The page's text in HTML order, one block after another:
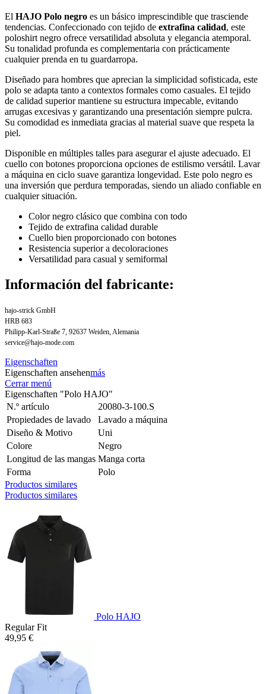
El HAJO Polo negro es un básico imprescindible que trasciende
tendencias. Confeccionado con tejido de extrafina calidad, este
poloshirt negro ofrece versatilidad absoluta y elegancia atemporal.
Su tonalidad profunda es complementaria con prácticamente
cualquier prenda en tu guardarropa.
Diseñado para hombres que aprecian la simplicidad sofisticada, este
polo se adapta tanto a contextos formales como casuales. El tejido
de calidad superior mantiene su estructura impecable, evitando
arrugas excesivas y garantizando una presentación siempre pulcra.
Su comodidad es inmediata gracias al material suave que respeta la
piel.
Disponible en múltiples talles para asegurar el ajuste adecuado. El
cuello con botones proporciona opciones de estilismo versátil. Lavar
a máquina en ciclo suave garantiza longevidad. Este polo negro es
una inversión que perdura temporadas, siendo un aliado confiable en
cualquier situación.
Color negro clásico que combina con todo
Tejido de extrafina calidad durable
Cuello bien proporcionado con botones
Resistencia superior a decoloraciones
Versatilidad para casual y semiformal
Información del fabricante:
hajo-strick GmbH
HRB 683
Philipp-Karl-Straße 7, 92637 Weiden, Alemania
service@hajo-mode.com
Eigenschaften
Eigenschaften ansehenmás
Cerrar menú
Eigenschaften "Polo HAJO"
N.º artículo
20080-3-100.S
Propiedades de lavado
Lavado a máquina
Diseño & Motivo
Uni
Colore
Negro
Longitud de las mangas Manga corta
Forma
Polo
Productos similares
Productos similares
Polo HAJO
Regular Fit
49,95 €